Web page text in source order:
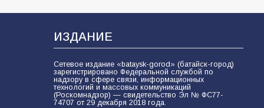
ИЗДАНИЕ
Сетевое издание «bataysk-gorod» (батайск-город)
зарегистрировано Федеральной службой по
надзору в сфере связи, информационных
технологий и массовых коммуникаций
(Роскомнадзор) — свидетельство Эл № ФС77-
74707 от 29 декабря 2018 года.